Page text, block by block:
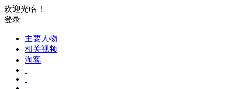
欢迎光临！
登录
主要人物
相关视频
淘客